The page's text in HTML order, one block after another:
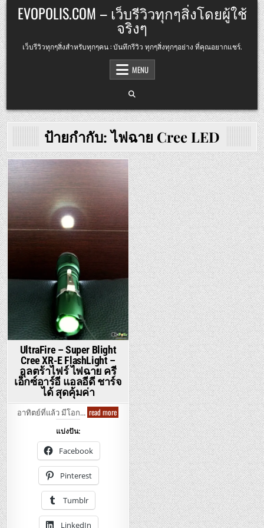
Skip
to
content
EVOPOLIS.COM – เว็บรีวิวทุกๆสิ่งโดยผู้ใช้
จริงๆ
เว็บรีวิวทุกๆสิ่งสำหรับทุกๆคน : บันทึกรีวิว ทุกๆสิ่งทุกๆอย่าง ที่คุณอยากแชร์.
MENU
ป้ายกำกับ:ไฟฉาย Cree LED
Posted
in
UltraFire – Super Blight
Cree XR-E FlashLight –
อุลตร้าไฟร์ ไฟฉาย ครี
เอ็กซ์อาร์อี แอลอีดี ชาร์จ
ได้ สุดคุ้มค่า
อาทิตย์ที่แล้ว มีโอก… read moreUltraFire
–
Super
Blight
FlashLight
อุลต
ไฟร์
ไฟฉาย
เอ็กซ์
แบ่งปัน:
Facebook
Pinterest
Tumblr
LinkedIn